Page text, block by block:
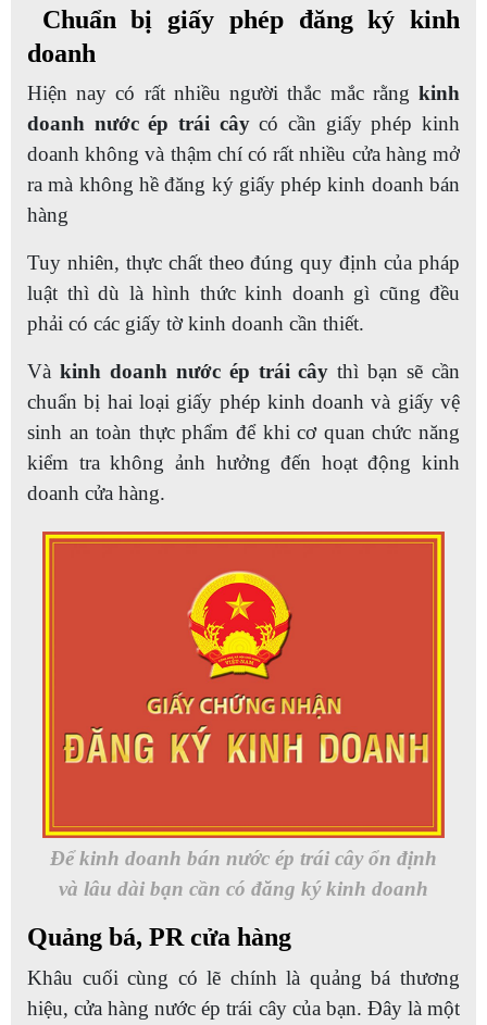
Chuẩn bị giấy phép đăng ký kinh
doanh
Hiện nay có rất nhiều người thắc mắc rằng kinh
doanh nước ép trái câycó cần giấy phép kinh
doanh không và thậm chí có rất nhiều cửa hàng mở
ra mà không hề đăng ký giấy phép kinh doanh bán
hàng
Tuy nhiên, thực chất theo đúng quy định của pháp
luật thì dù là hình thức kinh doanh gì cũng đều
phải có các giấy tờ kinh doanh cần thiết.
Và kinh doanh nước ép trái cây thì bạn sẽ cần
chuẩn bị hai loại giấy phép kinh doanh và giấy vệ
sinh an toàn thực phẩm để khi cơ quan chức năng
kiểm tra không ảnh hưởng đến hoạt động kinh
doanh cửa hàng.
Để kinh doanh bán nước ép trái cây ổn định
và lâu dài bạn cần có đăng ký kinh doanh
Quảng bá, PR cửa hàng
Khâu cuối cùng có lẽ chính là quảng bá thương
hiệu, cửa hàng nước ép trái cây của bạn. Đây là một